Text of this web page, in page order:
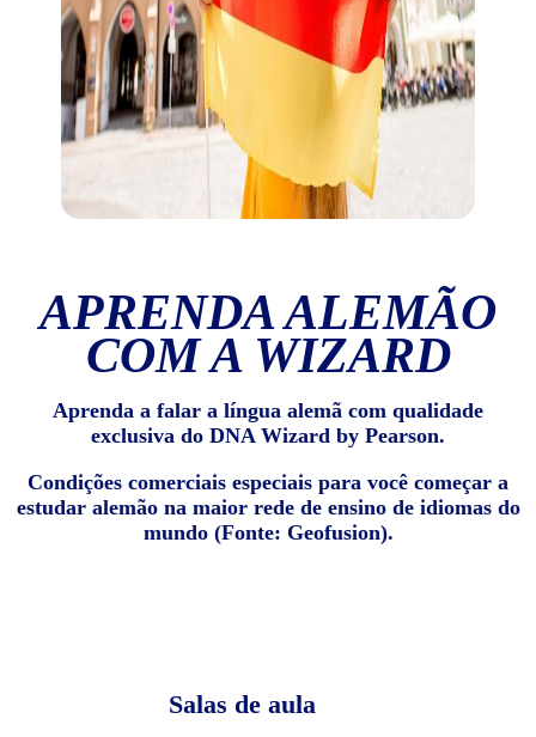
APRENDA ALEMÃO
COM A WIZARD
Aprenda a falar a língua alemã com qualidade
exclusiva do DNA Wizard by Pearson.
Condições comerciais especiais para você começar a
estudar alemão na maior rede de ensino de idiomas do
mundo (Fonte: Geofusion).
Salas de aula